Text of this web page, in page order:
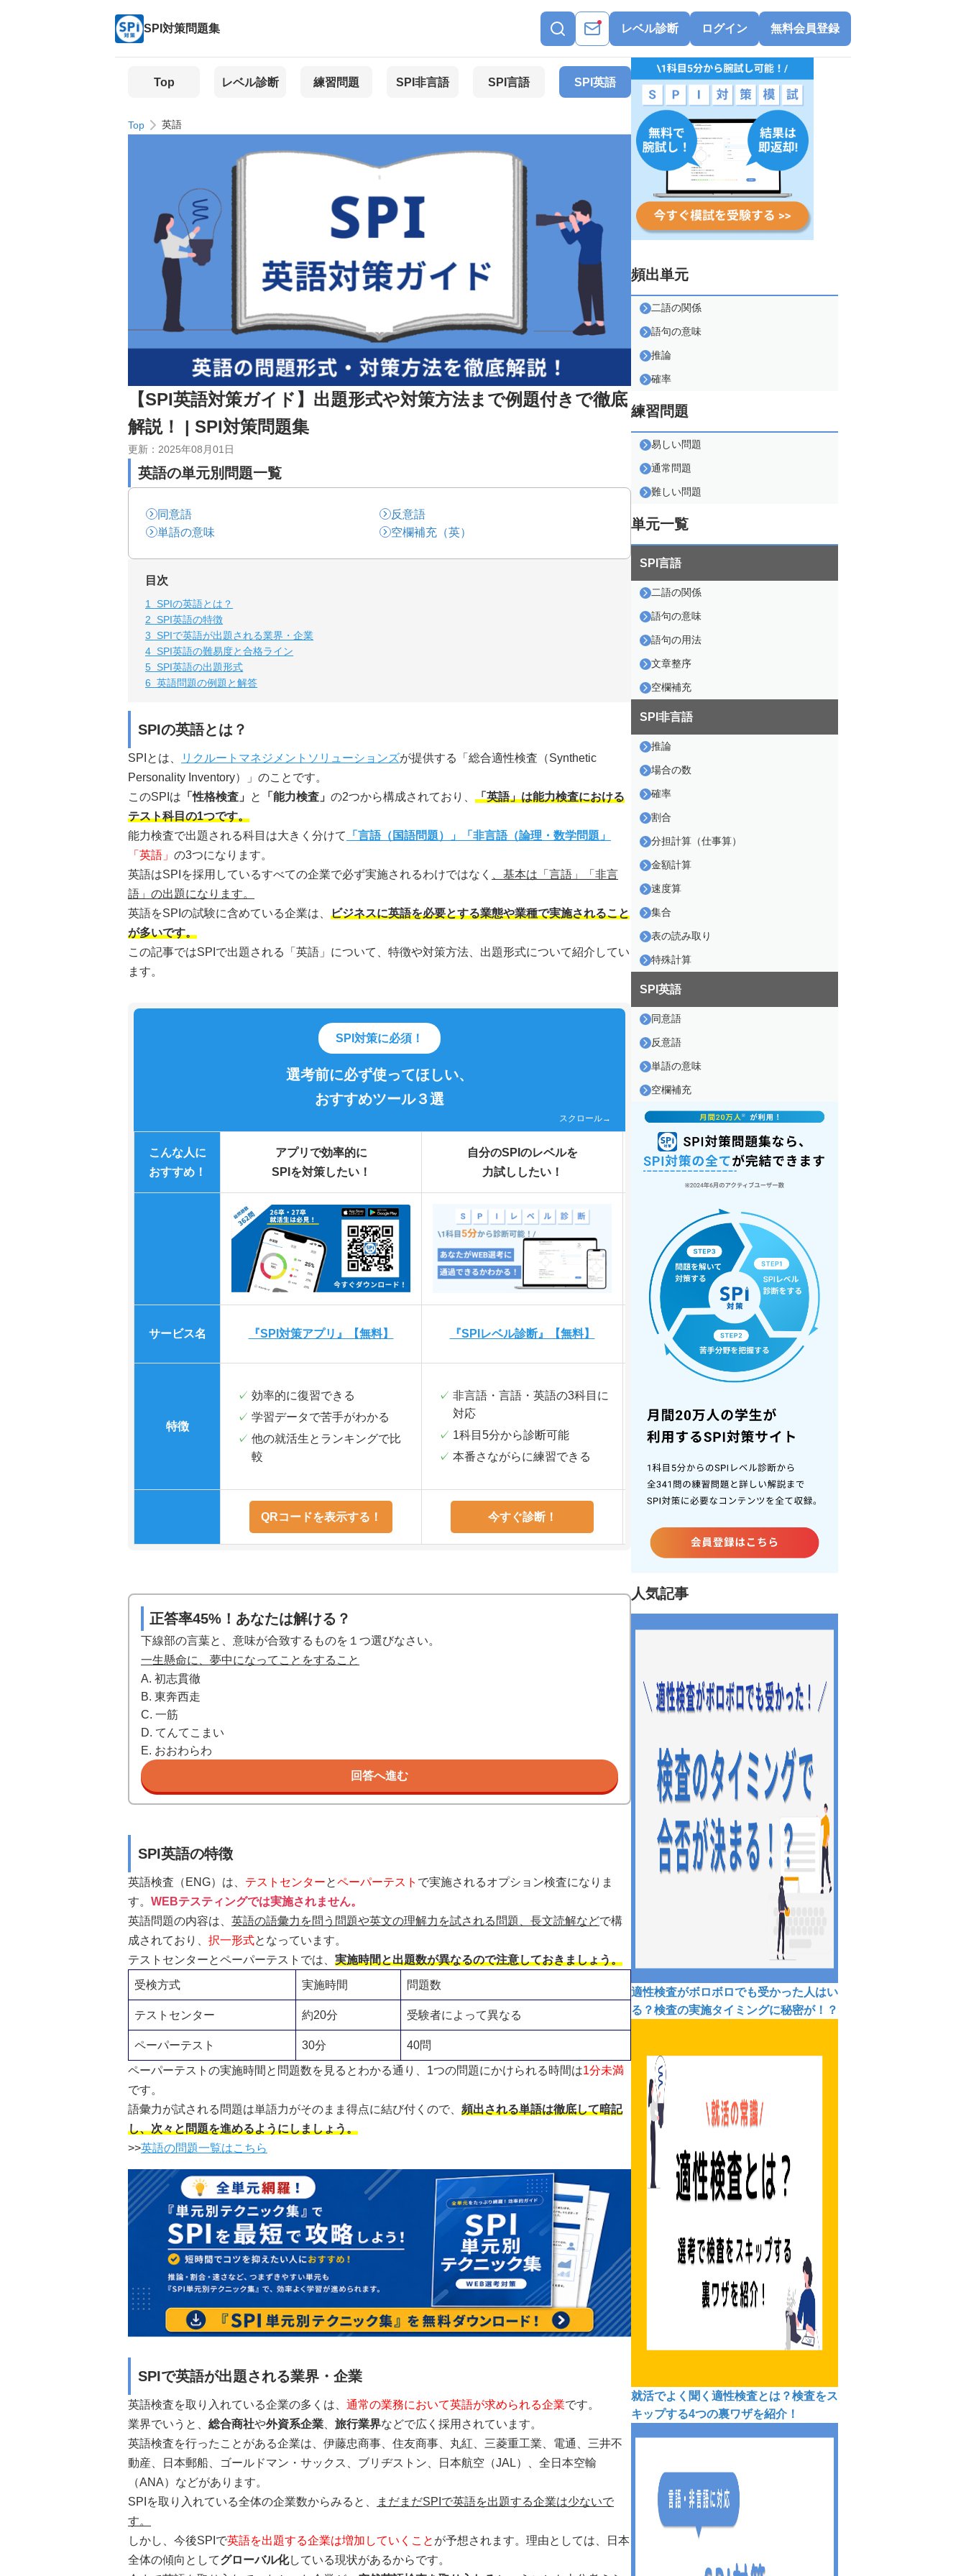
SPI対策問題集 レベル診断 ログイン 無料会員登録
Top レベル診断 練習問題 SPI非言語 SPI言語 SPI英語
Top 英語
【SPI英語対策ガイド】出題形式や対策方法まで例題付きで徹底
解説！ | SPI対策問題集
更新： 2025年08月01日
英語の単元別問題一覧
同意語
反意語
単語の意味
空欄補充（英）
目次
1
SPIの英語とは？
2 SPI英語の特徴
3 SPIで英語が出題される業界・企業
4 SPI英語の難易度と合格ライン
5 SPI英語の出題形式
6 英語問題の例題と解答
SPIの英語とは？
SPIとは、 リクルートマネジメントソリューションズが提供する「総合適性検査（Synthetic
Personality Inventory）」のことです。
このSPIは 「性格検査」 と 「能力検査」 の2つから構成されており、 「英語」は能力検査における
テスト科目の1つです。
能力検査で出題される科目は大きく分けて
「言語（国語問題）」
「非言語（論理・数学問題」
「英語」 の3つになります。
英語はSPIを採用しているすべての企業で必ず実施されるわけではなく
、基本は 「言語」「非言
語」 の出題になります。
英語をSPIの試験に含めている企業は、 ビジネスに英語を必要とする業態や業種で実施されること
が多いです。
この記事ではSPIで出題される「英語」について、特徴や対策方法、出題形式について紹介してい
ます。
SPI対策に必須！
選考前に必ず使ってほしい、
おすすめツール３選
スクロール→
こんな人に
おすすめ！
アプリで効率的に
SPIを対策したい！
自分のSPIのレベルを
力試ししたい！
短期間で要点を押さえて
スコアアップしたい！
サービス名 『SPI対策アプリ』【無料】 『SPIレベル診断』【無料】
『SPI最短突破3選パック』【無
料】
特徴
効率的に復習できる
学習データで苦手がわかる
他の就活生とランキングで比
較
非言語・言語・英語の3科目に
対応
1科目5分から診断可能
本番さながらに練習できる
本番を想定したSPI模試
暗記チェック機能付き！頻出
テクニック集
QRコードを表示する！ 今すぐ診断！
正答率45%！あなたは解ける？
下線部の言葉と、意味が合致するものを１つ選びなさい。
一生懸命に、夢中になってことをすること
A. 初志貫徹
B. 東奔西走
C. 一筋
D. てんてこまい
E. おおわらわ
回答へ進む
SPI英語の特徴
英語検査（ENG）は、 テストセンターとペーパーテスト で実施されるオプション検査になりま
す。 WEBテスティングでは実施されません。
英語問題の内容は、 英語の語彙力を問う問題や英文の理解力を試される問題、長文読解などで構
成されており、 択一形式となっています。
テストセンターとペーパーテストでは、 実施時間と出題数が異なるので注意しておきましょう。
受検方式 実施時間 問題数
テストセンター 約20分 受験者によって異なる
ペーパーテスト 30分 40問
ペーパーテストの実施時間と問題数を見るとわかる通り、1つの問題にかけられる時間は1分未満
です。
語彙力が試される問題は単語力がそのまま得点に結び付くので、 頻出される単語は徹底して暗記
し、次々と問題を進めるようにしましょう。
>>英語の問題一覧はこちら
SPIで英語が出題される業界・企業
英語検査を取り入れている企業の多くは、 通常の業務において英語が求められる企業です。
業界でいうと、 総合商社や外資系企業 旅行業界などで広く採用されています。
英語検査を行ったことがある企業は、伊藤忠商事、住友商事、丸紅、三菱重工業、電通、三井不
動産、日本郵船、ゴールドマン・サックス、ブリヂストン、日本航空（JAL）、全日本空輸
（ANA）などがあります。
SPIを取り入れている全体の企業数からみると、
まだまだSPIで英語を出題する企業は少ないで
す。
しかし、 今後SPIで英語を出題する企業は増加していくこと が予想されます。理由と しては、日本
全体の傾向としてグローバル化している現状があるからです。
頻出単元
二語の関係
語句の意味
推論
確率
練習問題
易しい問題
通常問題
難しい問題
単元一覧
SPI言語
二語の関係
語句の意味
語句の用法
文章整序
空欄補充
SPI非言語
推論
場合の数
確率
割合
分担計算（仕事算）
金額計算
速度算
集合
表の読み取り
特殊計算
SPI英語
同意語
反意語
単語の意味
空欄補充
人気記事
適性検査がボロボロでも受かった人はい
る？検査の実施タイミングに秘密が！？
就活でよく聞く適性検査とは？検査をス
キップする4つの裏ワザを紹介！